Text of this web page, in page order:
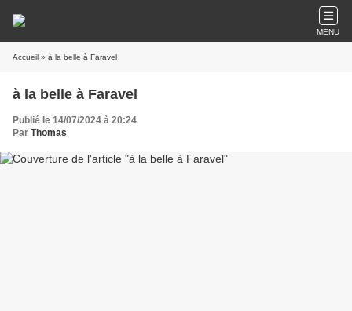
MENU
Accueil » à la belle à Faravel
à la belle à Faravel
Publié le 14/07/2024 à 20:24
Par Thomas